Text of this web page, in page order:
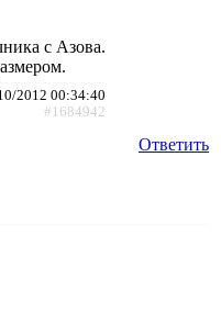
с Азова.
2012 00:34:40
#1684942
Ответить